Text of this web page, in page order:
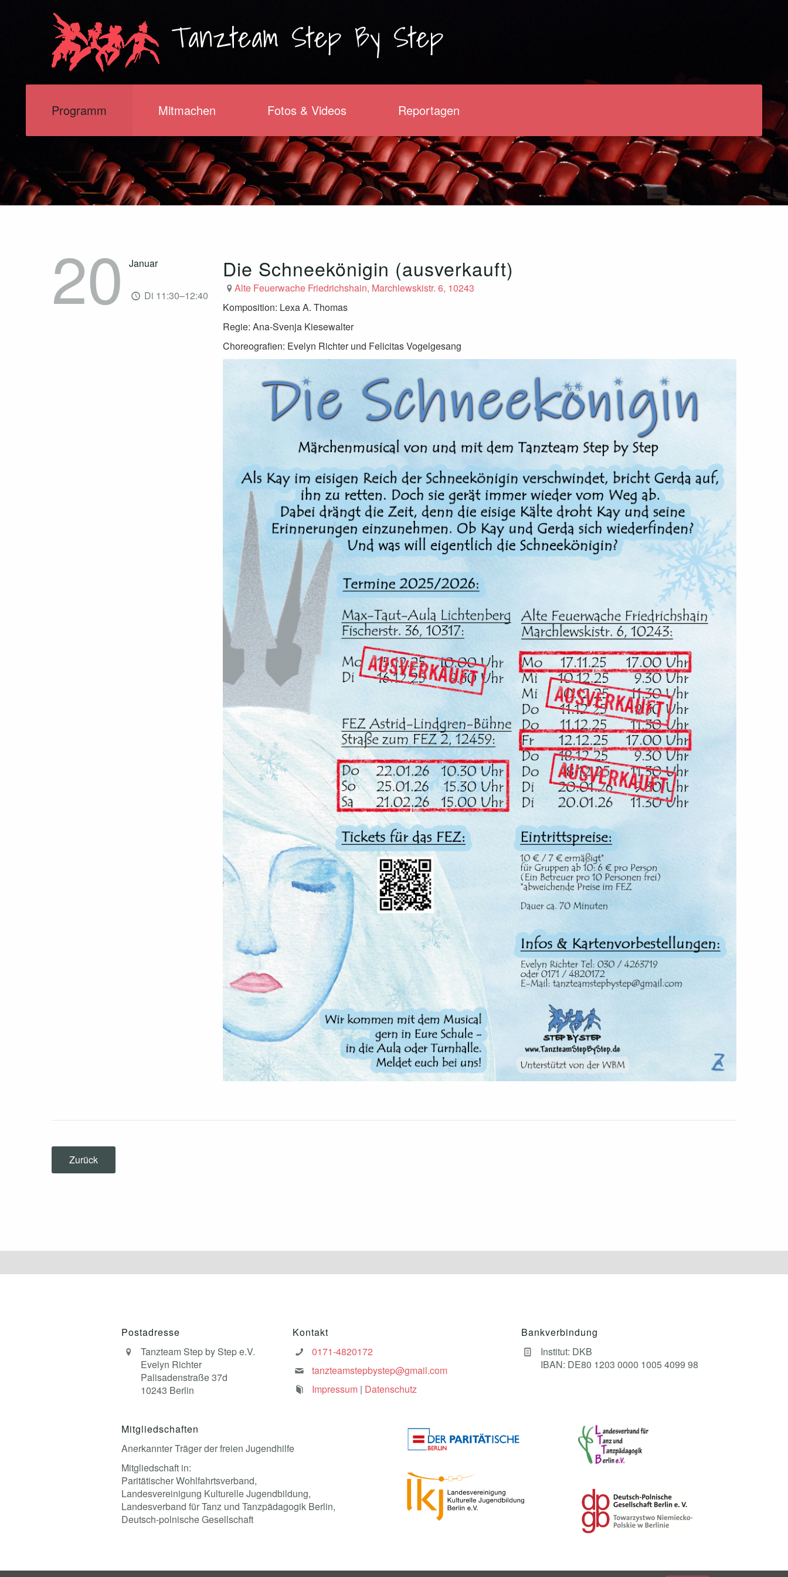
Tanzteam Step By Step
Programm Mitmachen Fotos & Videos Reportagen
Die Schneekönigin (ausverkauft)
20 Januar
Di 11:30–12:40
Alte Feuerwache Friedrichshain, Marchlewskistr. 6, 10243
Komposition: Lexa A. Thomas
Regie: Ana-Svenja Kiesewalter
Choreografien: Evelyn Richter und Felicitas Vogelgesang
Zurück
Postadresse
Tanzteam Step by Step e.V.
Evelyn Richter
Palisadenstraße 37d
10243 Berlin
Kontakt
0171-4820172
tanzteamstepbystep@gmail.com
Impressum | Datenschutz
Bankverbindung
Institut: DKB
IBAN: DE80 1203 0000 1005 4099 98
Mitgliedschaften
Anerkannter Träger der freien Jugendhilfe
Mitgliedschaft in:
Paritätischer Wohlfahrtsverband,
Landesvereinigung Kulturelle Jugendbildung,
Landesverband für Tanz und Tanzpädagogik Berlin,
Deutsch-polnische Gesellschaft